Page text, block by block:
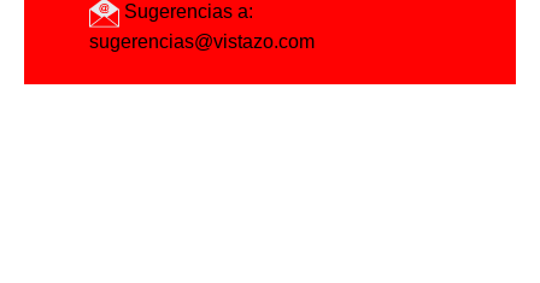
Sugerencias a:
sugerencias@vistazo.com